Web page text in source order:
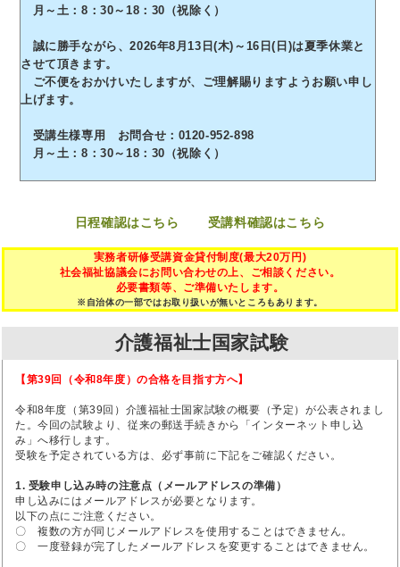
月～土：8：30～18：30（祝除く）
誠に勝手ながら、2026年8月13日(木)～16日(日)は夏季休業と
させて頂きます。
ご不便をおかけいたしますが、ご理解賜りますようお願い申し
上げます。
受講生様専用 お問合せ：0120-952-898
月～土：8：30～18：30（祝除く）
日程確認はこちら 受講料確認はこちら
実務者研修受講資金貸付制度(最大20万円)
社会福祉協議会にお問い合わせの上、ご相談ください。
必要書類等、ご準備いたします。
※自治体の一部ではお取り扱いが無いところもあります。
介護福祉士国家試験
【第39回（令和8年度）の合格を目指す方へ】
令和8年度（第39回）介護福祉士国家試験の概要（予定）が公表されまし
た。今回の試験より、従来の郵送手続きから「インターネット申し込
み」へ移行します。
受験を予定されている方は、必ず事前に下記をご確認ください。
1. 受験申し込み時の注意点（メールアドレスの準備）
申し込みにはメールアドレスが必要となります。
以下の点にご注意ください。
〇 複数の方が同じメールアドレスを使用することはできません。
〇 一度登録が完了したメールアドレスを変更することはできません。